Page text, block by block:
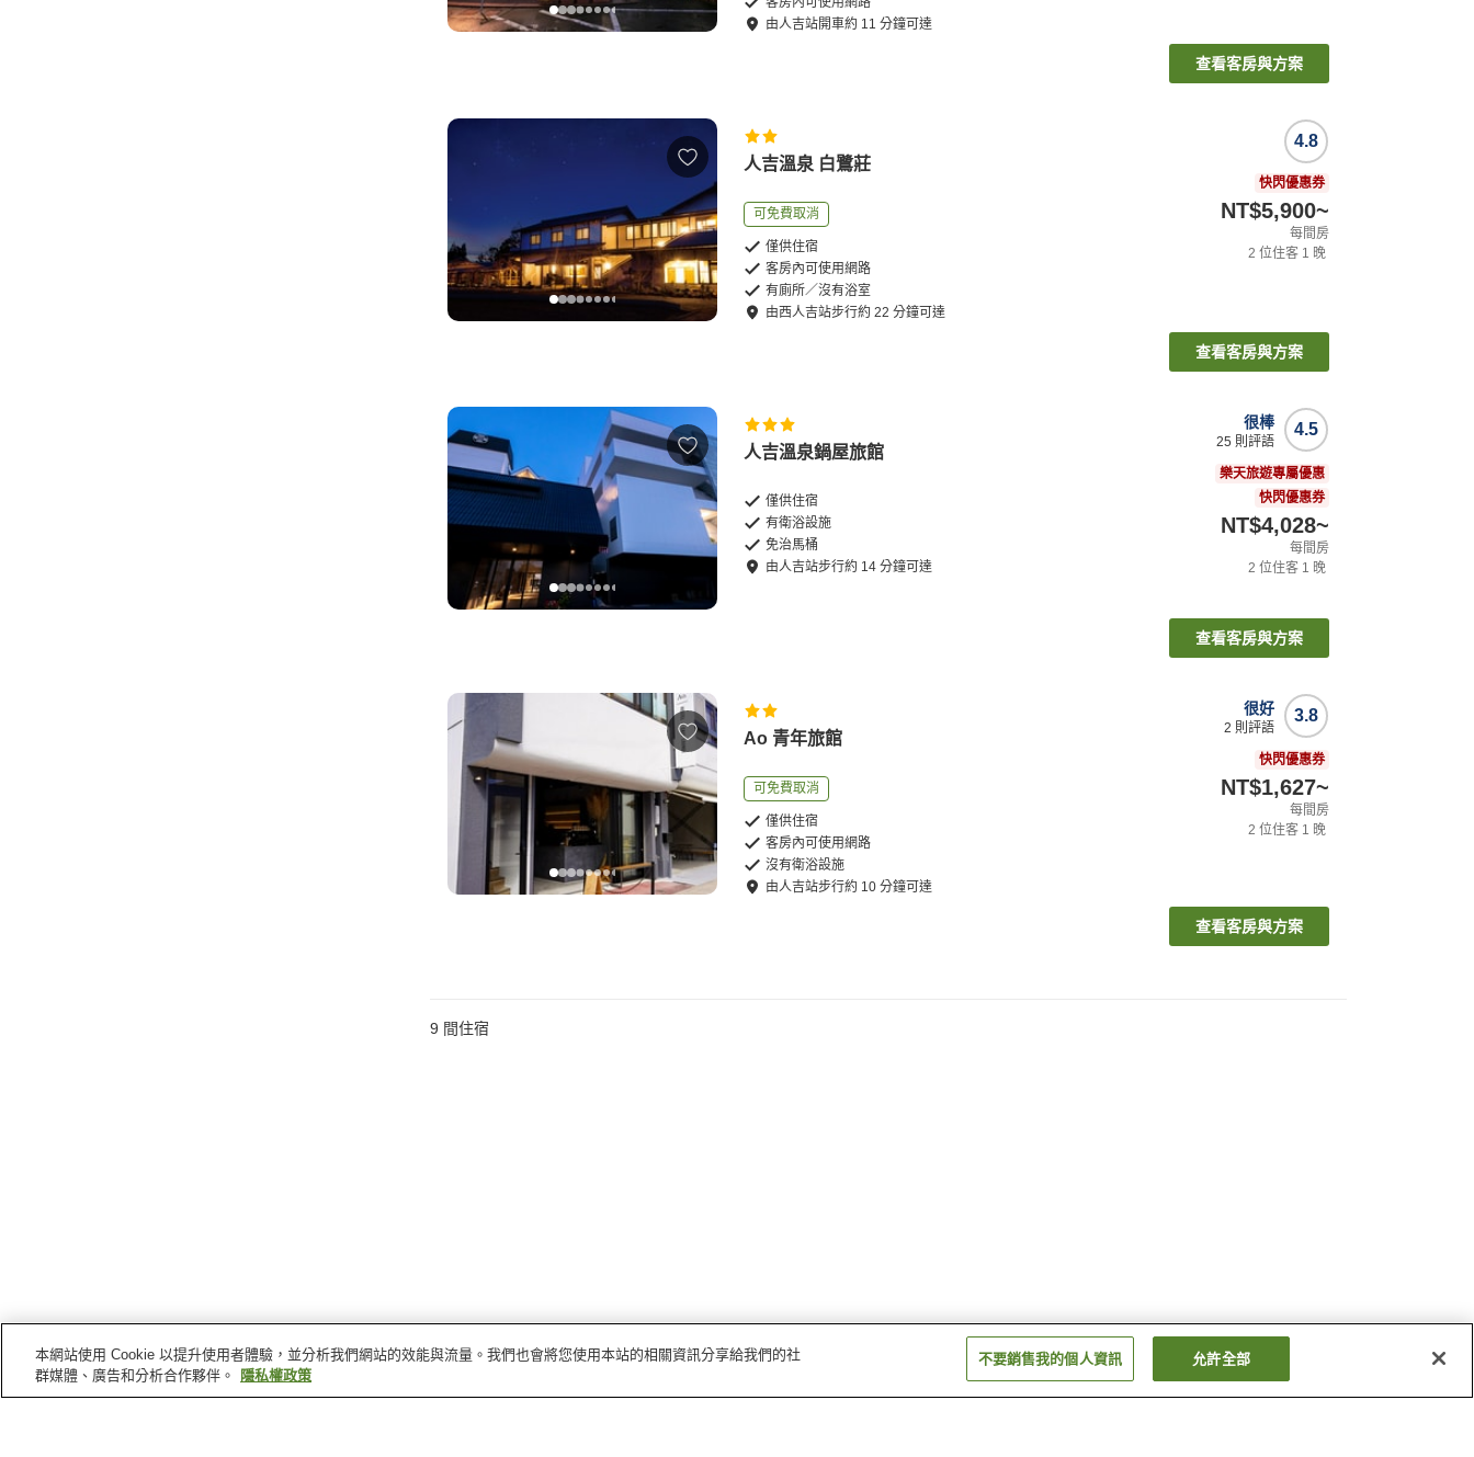
由人吉站開車約 11 分鐘可達
查看客房與方案
人吉溫泉 白鷺莊
可免費取消
僅供住宿
客房內可使用網路
有廁所／沒有浴室
由西人吉站步行約22 分鐘可達
4.8
快閃優惠券
NT$5,900~
每間房
2 位住客 1 晚
查看客房與方案
人吉溫泉鍋屋旅館
僅供住宿
有衛浴設施
免治馬桶
由人吉站步行約 14 分鐘可達
4.5
很棒
25 則評語
樂天旅遊專屬優惠
快閃優惠券
NT$4,028~
每間房
2 位住客 1 晚
查看客房與方案
Ao 青年旅館
可免費取消
僅供住宿
客房內可使用網路
沒有衛浴設施
由人吉站步行約 10 分鐘可達
3.8
很好
2 則評語
快閃優惠券
NT$1,627~
每間房
2 位住客 1 晚
查看客房與方案
9 間住宿
本網站使用 Cookie 以提升使用者體驗，並分析我們網站的效能與流量。我們也會將您使用本站的相關資訊分享給我們的社
群媒體、廣告和分析合作夥伴。
隱私權政策
不要銷售我的個人資訊 允許全部